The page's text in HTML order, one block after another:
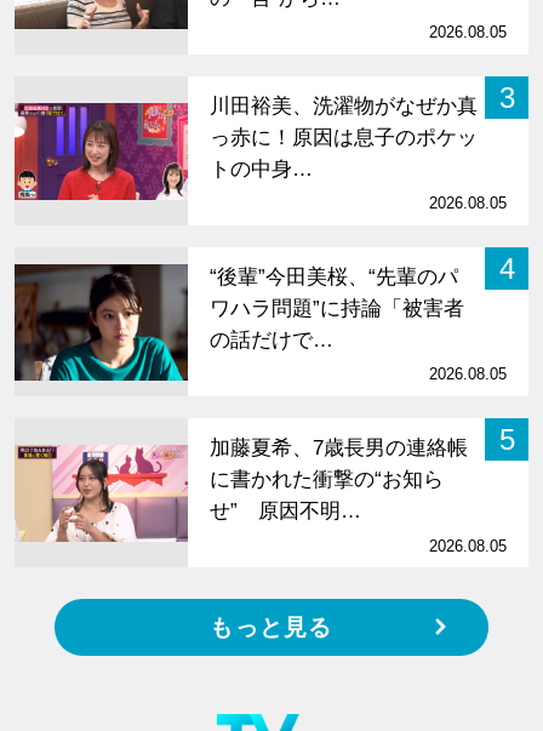
2026.08.05
3
川田裕美、洗濯物がなぜか真
っ赤に！原因は息子のポケッ
トの中身…
2026.08.05
4
“後輩”今田美桜、“先輩のパ
ワハラ問題”に持論「被害者
の話だけで…
2026.08.05
5
加藤夏希、7歳長男の連絡帳
に書かれた衝撃の“お知ら
せ” 原因不明…
2026.08.05
もっと見る